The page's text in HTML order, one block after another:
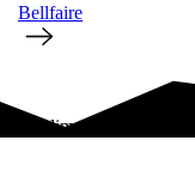
Bellfaire
del clima e le carte